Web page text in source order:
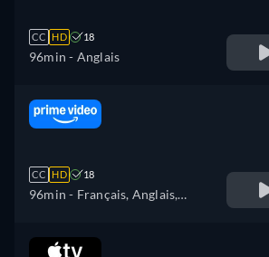
CC HD 18
96min - Anglais
CC HD 18
96min - Français, Anglais,